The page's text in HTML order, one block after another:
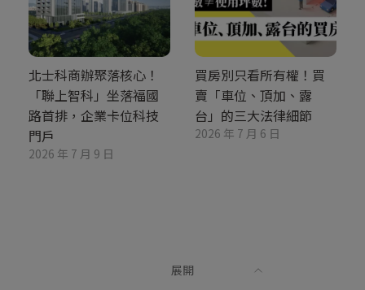
北士科商辦聚落核心！
「聯上智科」坐落福國
路首排，企業卡位科技
門戶
2026 年 7 月 9 日
買房別只看所有權！買
賣「車位、頂加、露
台」的三大法律細節
2026 年 7 月 6 日
展開